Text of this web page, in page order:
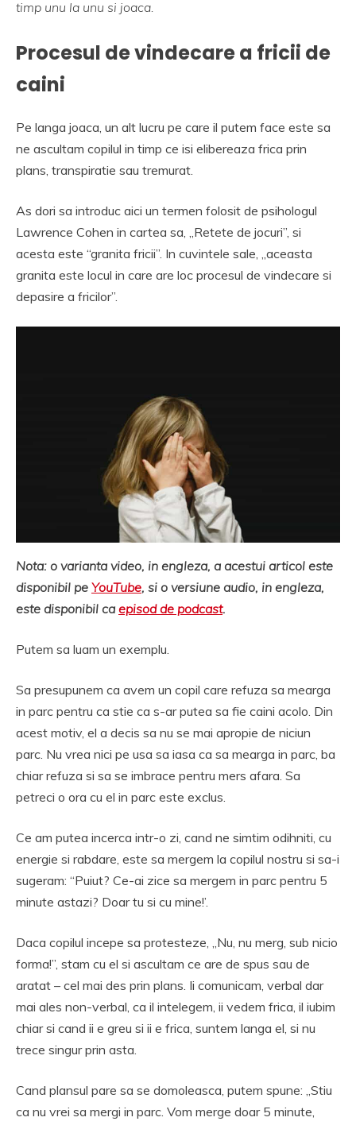
timp unu la unu si joaca.
Procesul de vindecare a fricii de
caini
Pe langa joaca, un alt lucru pe care il putem face este sa
ne ascultam copilul in timp ce isi elibereaza frica prin
plans, transpiratie sau tremurat.
As dori sa introduc aici un termen folosit de psihologul
Lawrence Cohen in cartea sa, „Retete de jocuri”, si
acesta este “granita fricii”. In cuvintele sale, „aceasta
granita este locul in care are loc procesul de vindecare si
depasire a fricilor”.
Nota: o varianta video, in engleza, a acestui articol este
disponibil pe YouTube, si o versiune audio, in engleza,
este disponibil ca episod de podcast.
Putem sa luam un exemplu.
Sa presupunem ca avem un copil care refuza sa mearga
in parc pentru ca stie ca s-ar putea sa fie caini acolo. Din
acest motiv, el a decis sa nu se mai apropie de niciun
parc. Nu vrea nici pe usa sa iasa ca sa mearga in parc, ba
chiar refuza si sa se imbrace pentru mers afara. Sa
petreci o ora cu el in parc este exclus.
Ce am putea incerca intr-o zi, cand ne simtim odihniti, cu
energie si rabdare, este sa mergem la copilul nostru si sa-i
sugeram: “Puiut? Ce-ai zice sa mergem in parc pentru 5
minute astazi? Doar tu si cu mine!’.
Daca copilul incepe sa protesteze, „Nu, nu merg, sub nicio
forma!”, stam cu el si ascultam ce are de spus sau de
aratat – cel mai des prin plans. Ii comunicam, verbal dar
mai ales non-verbal, ca il intelegem, ii vedem frica, il iubim
chiar si cand ii e greu si ii e frica, suntem langa el, si nu
trece singur prin asta.
Cand plansul pare sa se domoleasca, putem spune: „Stiu
ca nu vrei sa mergi in parc. Vom merge doar 5 minute,